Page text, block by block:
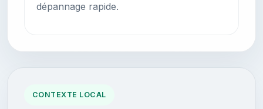
dépannage rapide.
CONTEXTE LOCAL